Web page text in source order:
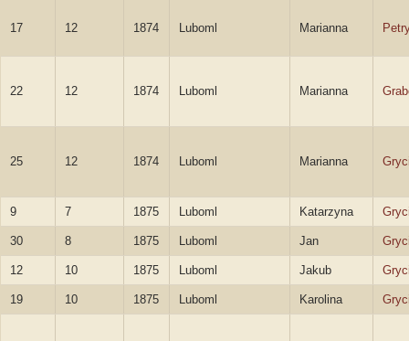
17 12 1874 Luboml Marianna
22 12 1874 Luboml Marianna
25 12 1874 Luboml Marianna
9 7 1875 Luboml Katarzyna
30 8 1875 Luboml Jan
12 10 1875 Luboml Jakub
19 10 1875 Luboml Karolina